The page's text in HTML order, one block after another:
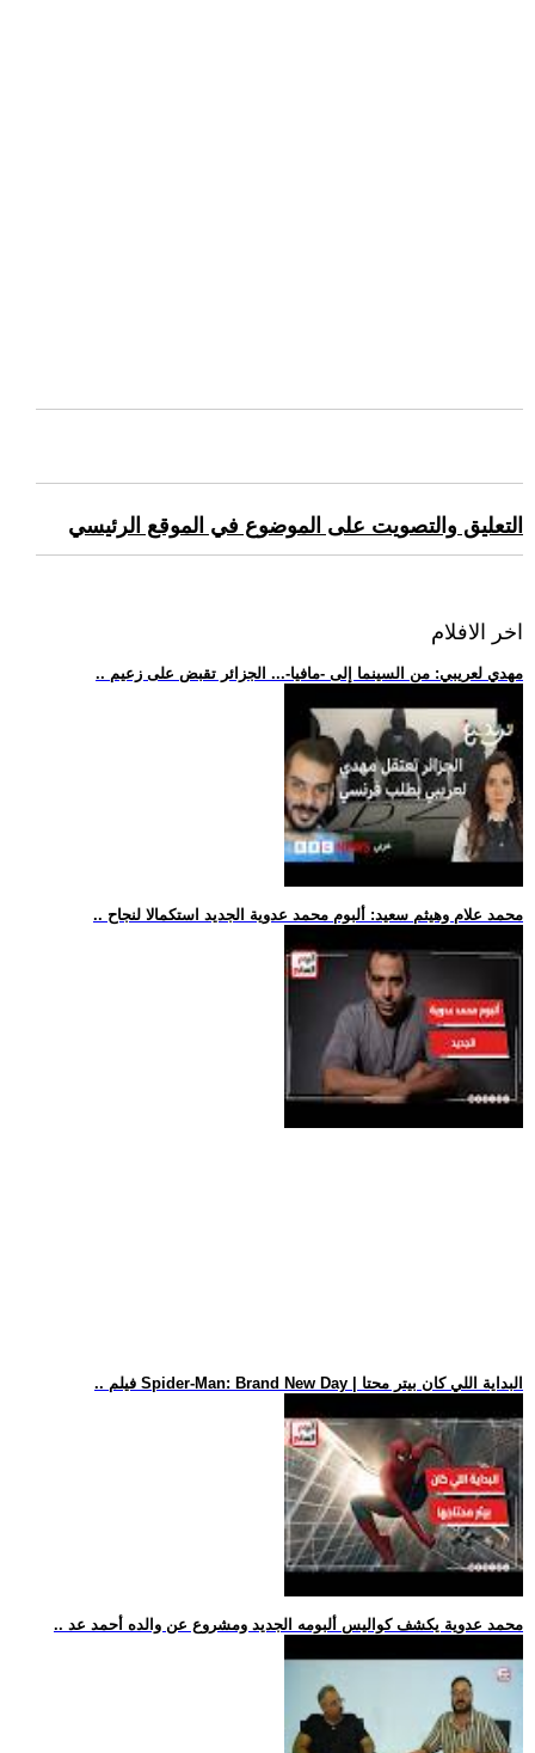
التعليق والتصويت على الموضوع في الموقع الرئيسي
اخر الافلام
.. مهدي لعريبي: من السينما إلى -مافيا-... الجزائر تقبض على زعيم
.. محمد علام وهيثم سعيد: ألبوم محمد عدوية الجديد استكمالا لنجاح
.. فيلم Spider-Man: Brand New Day | البداية اللي كان بيتر محتا
.. محمد عدوية يكشف كواليس ألبومه الجديد ومشروع عن والده أحمد عد